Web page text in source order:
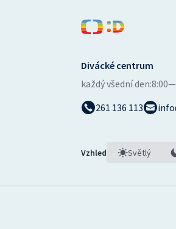
Divácké centrum
každý všední den:
261 136 113
Vzhled Světlý